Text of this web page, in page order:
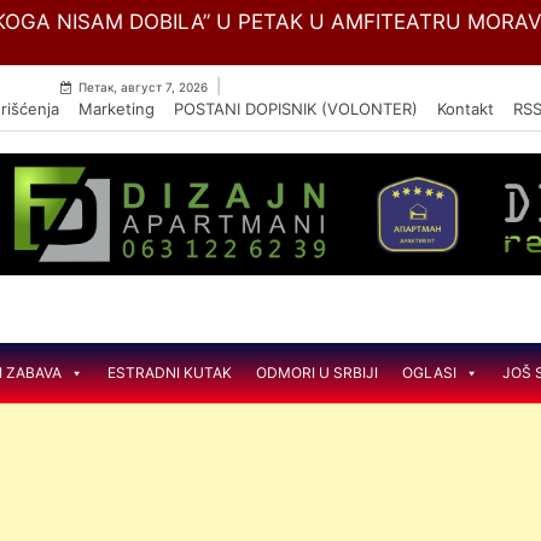
Skip
NISAM DOBILA” U PETAK U AMFITEATRU
Петак, август 7, 2026
Marketing POSTANI DOPISNIK (VOLONTER) Kontakt RSS
ZABAVA ESTRADNI KUTAK ODMORI U SRBIJI OGLASI JOŠ